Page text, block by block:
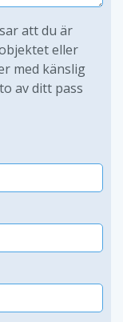
att du är
eller
med känslig
av ditt pass